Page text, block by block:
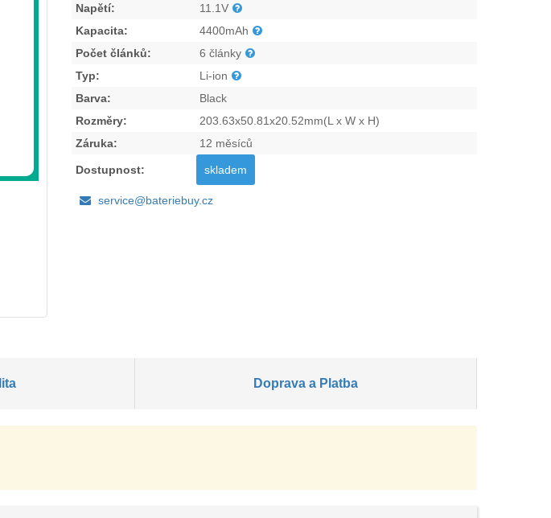
Napětí:
11.1V
Kapacita:
4400mAh
Počet článků:
6 články
Typ:
Li-ion
Barva:
Black
Rozměry:
203.63x50.81x20.52mm(L x W x H)
Záruka:
12 měsíců
Dostupnost: skladem
service@bateriebuy.cz
Doprava a Platba